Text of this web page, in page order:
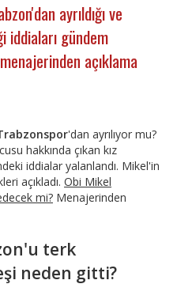
ayrıldığı ve
gündem
açıklama
'dan ayrılıyor mu?
hakkında çıkan kız
iddialar yalanlandı. Mikel'in
açıkladı. Obi Mikel
mi? Menajerinden
terk
neden gitti?